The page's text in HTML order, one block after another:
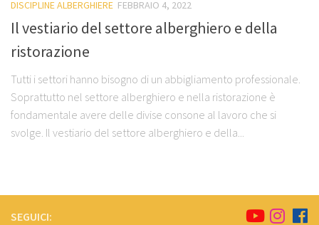
DISCIPLINE ALBERGHIERE FEBBRAIO 4, 2022
Il vestiario del settore alberghiero e della
ristorazione
Tutti i settori hanno bisogno di un abbigliamento professionale.
Soprattutto nel settore alberghiero e nella ristorazione è
fondamentale avere delle divise consone al lavoro che si
svolge. Il vestiario del settore alberghiero e della...
SEGUICI: